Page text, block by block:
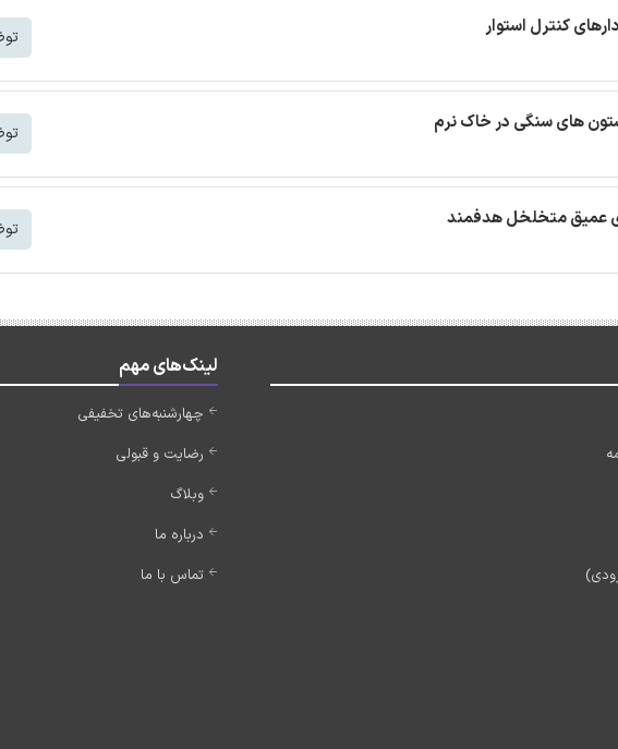
کنترل استوار
های سنگی در خاک نرم
عمیق متخلخل هدفمند
لینک‌های مهم
چهارشنبه‌های تخفیفی
رضایت و قبولی
وبلاگ
درباره ما
تماس با ما